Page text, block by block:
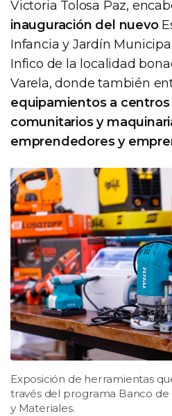
Victoria Tolosa Paz,
inauguración del nuevo
Infancia y Jardín
Infico de la localidad
Varela, donde también
equipamientos a
comunitarios y
emprendedores y
Exposición de herramientas
través del programa Banco
y Materiales.